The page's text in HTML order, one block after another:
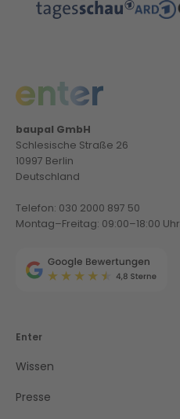
baupal GmbH
Schlesische Straße 26
10997 Berlin
Deutschland
Telefon: 030 2000 897 50
Montag–Freitag: 09:00–18:00 Uhr
Enter
Wissen
Presse